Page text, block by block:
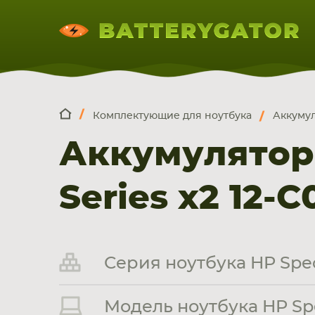
НОУТБУКА
ПЛАНШЕТА
СМАРТФОНА
Комплектующие для ноутбука
Series x2 12-
Серия ноутбука HP
Модель ноутбука HP